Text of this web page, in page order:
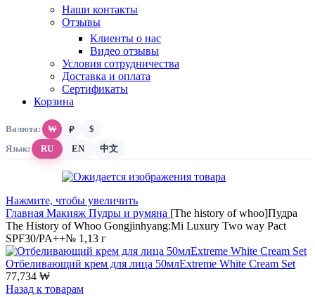
Наши контакты
Отзывы
Клиенты о нас
Видео отзывы
Условия сотрудничества
Доставка и оплата
Сертификаты
Корзина
Валюта: ₩ ₽
$
Язык:
RU EN 中文
Нажмите, чтобы увеличить
Главная Макияж Пудры и румяна [The history of whoo]Пудра
The History of Whoo Gongjinhyang:Mi Luxury Two way Pact
SPF30/PA++№ 1,13 г
Отбеливающий крем для лица 50млExtreme White Cream Set
77,734 ₩
Назад к товарам